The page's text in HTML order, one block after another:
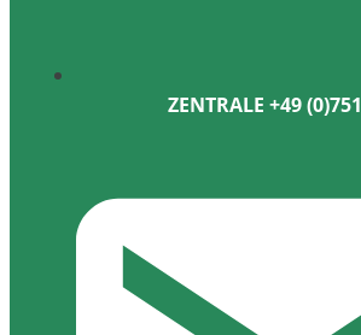
ZENTRALE +49